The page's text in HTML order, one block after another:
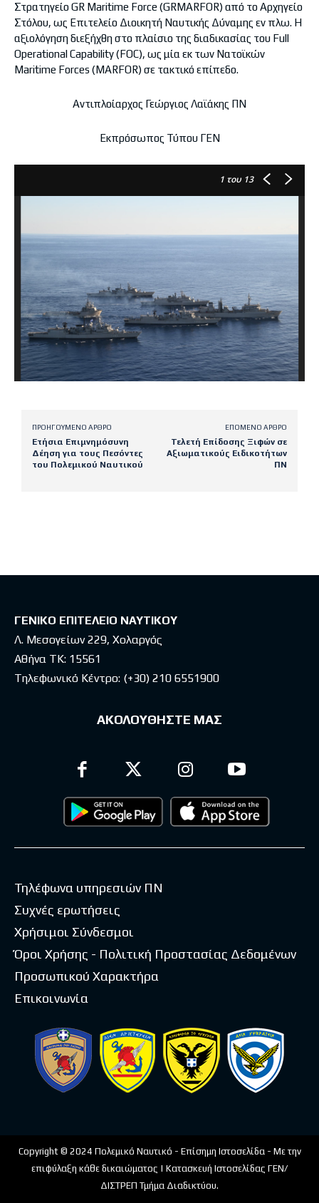
Στρατηγείο GR Maritime Force (GRMARFOR) από το Αρχηγείο
Στόλου, ως Επιτελείο Διοικητή Ναυτικής Δύναμης εν πλω. Η
αξιολόγηση διεξήχθη στο πλαίσιο της διαδικασίας του Full
Operational Capability (FOC), ως μία εκ των Νατοϊκών
Maritime Forces (MARFOR) σε τακτικό επίπεδο.
Αντιπλοίαρχος Γεώργιος Λαϊάκης ΠΝ
Εκπρόσωπος Τύπου ΓΕΝ
1 του 13
ΠΡΟΗΓΟΎΜΕΝΟ ΆΡΘΡΟ
Ετήσια Επιμνημόσυνη
Δέηση για τους Πεσόντες
του Πολεμικού Ναυτικού
ΕΠΌΜΕΝΟ ΆΡΘΡΟ
Τελετή Επίδοσης Ξιφών σε
Αξιωματικούς Ειδικοτήτων
ΠΝ
ΓΕΝΙΚΟ ΕΠΙΤΕΛΕΙΟ ΝΑΥΤΙΚΟΥ
Λ. Μεσογείων 229, Χολαργός
Αθήνα ΤΚ: 15561
Τηλεφωνικό Κέντρο: (+30) 210 6551900
ΑΚΟΛΟΥΘΗΣΤΕ ΜΑΣ
Τηλέφωνα υπηρεσιών ΠΝ
Συχνές ερωτήσεις
Χρήσιμοι Σύνδεσμοι
Όροι Χρήσης - Πολιτική Προστασίας Δεδομένων
Προσωπικού Χαρακτήρα
Επικοινωνία
Copyright © 2024 Πολεμικό Ναυτικό - Επίσημη Ιστοσελίδα - Με την
επιφύλαξη κάθε δικαιώματος | Κατασκευή Ιστοσελίδας ΓΕΝ/
ΔΙΣΤΡΕΠ Τμήμα Διαδικτύου.